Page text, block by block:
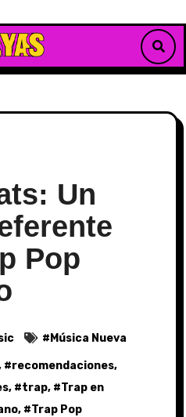
Un
Pop
# Música Nueva
#recomendaciones,
, #trap, #Trap en
, #Trap Pop